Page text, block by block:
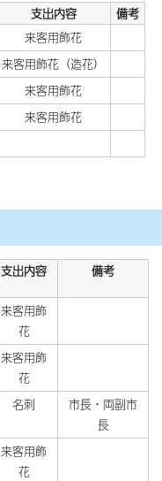
支出内容
備考
来客用飾花
来客用飾花（造花）
来客用飾花
来客用飾花
支出内容 備考
来客用飾
花
来客用飾
花
名刺
市長・両副市
長
来客用飾
花